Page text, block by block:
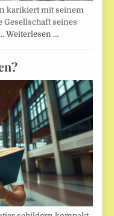
karikiert mit seinem
Gesellschaft seines
Weiterlesen …